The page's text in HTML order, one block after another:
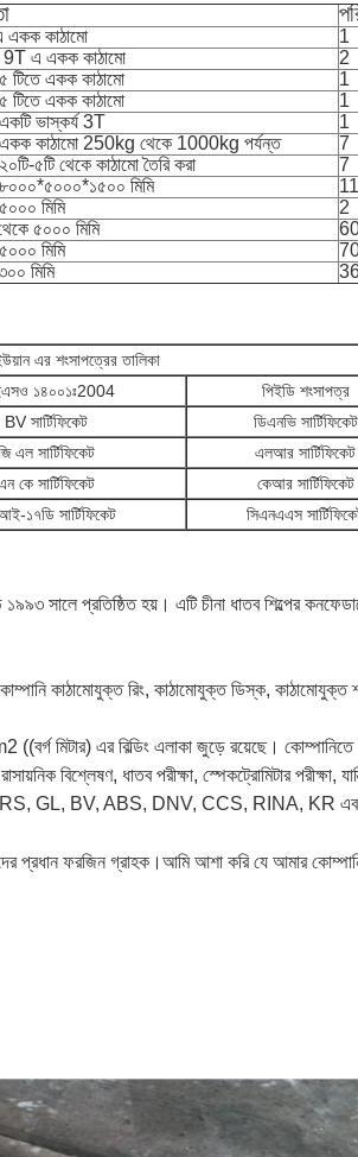
কাঠামো
1
9T এ একক কাঠামো
2
৫ টিতে একক কাঠামো
1
৫ টিতে একক কাঠামো
1
ভাস্কর্য 3T
1
একক কাঠামো 250kg থেকে 1000kg পর্যন্ত
7
৫টি থেকে কাঠামো তৈরি করা
7
৮০০০*৫০০০*১৫০০ মিমি
11
মিমি
2
৫০০০ মিমি
মিমি
মিমি
এর শংসাপত্রের তালিকা
১৪০০১ঃ2004
পিইডি শংসাপত্র
BV সার্টিফিকেট
ডিএনভি সার্টিফিকেট
এল সার্টিফিকেট
এলআর সার্টিফিকেট
কে সার্টিফিকেট
কেআর সার্টিফিকেট
১৭ডি সার্টিফিকেট সিএনএএস
১৯৯৩ সালে প্রতিষ্ঠিত হয়। এটি চীনা ধাতব শিল্পের
কাঠামোযুক্ত রিং, কাঠামোযুক্ত ডিস্ক, কাঠামোযুক্ত
মিটার) এর বিল্ডিং এলাকা জুড়ে রয়েছে।
বিশ্লেষণ, ধাতব পরীক্ষা, স্পেকট্রোমিটার পরীক্ষা,
GL, BV, ABS, DNV, CCS, RINA, KR এবং
প্রধান ফরজিন গ্রাহক। আমি আশা করি যে আমার